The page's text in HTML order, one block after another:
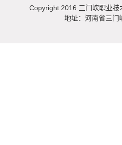
Copyright 2016 三门峡职业
地址：河南省三门